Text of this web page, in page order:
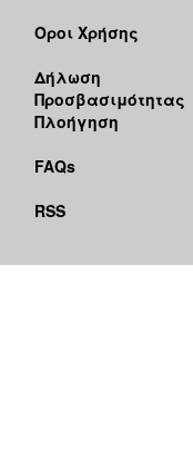
Όροι Χρήσης
Δήλωση
Προσβασιμότητας
Πλοήγηση
FAQs
RSS